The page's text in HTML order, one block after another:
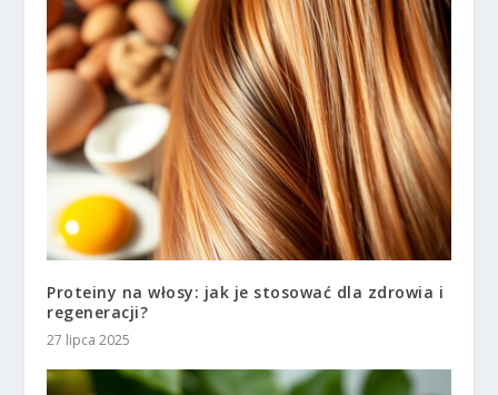
Proteiny na włosy: jak je stosować dla zdrowia i
regeneracji?
27 lipca 2025